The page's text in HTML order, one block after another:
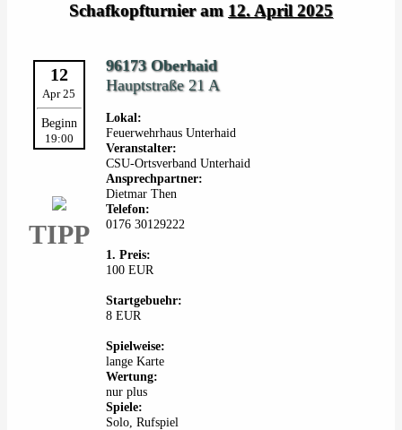
Schafkopfturnier am 12. April 2025
12
Apr 25
Beginn
19:00
TIPP
96173 Oberhaid
Hauptstraße 21 A
Lokal:
Feuerwehrhaus Unterhaid
Veranstalter:
CSU-Ortsverband Unterhaid
Ansprechpartner:
Dietmar Then
Telefon:
0176 30129222
1. Preis:
100 EUR
Startgebuehr:
8 EUR
Spielweise:
lange Karte
Wertung:
nur plus
Spiele:
Solo, Rufspiel